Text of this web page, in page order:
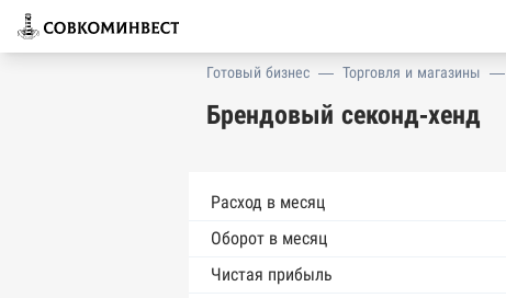
Готовый бизнес — Торговля и магазины —
Брендовый секонд-хенд
Расход в месяц
Оборот в месяц
Чистая прибыль